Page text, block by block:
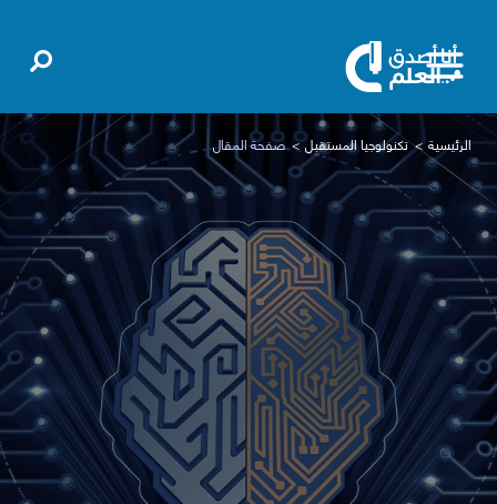
الرئيسية تكنولوجيا المستقبل صفحة المقال